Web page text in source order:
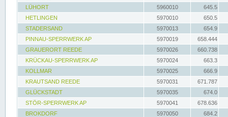
LÜHORT
5960010
645.5
HETLINGEN
5970010
650.5
STADERSAND
5970013
654.9
PINNAU-SPERRWERK AP
5970019
658.444
GRAUERORT REEDE
5970026
660.738
KRÜCKAU-SPERRWERK AP
5970024
663.3
KOLLMAR
5970025
666.9
KRAUTSAND REEDE
5970031
671.787
GLÜCKSTADT
5970035
674.0
STÖR-SPERRWERK AP
5970041
678.636
BROKDORF
5970050
684.2